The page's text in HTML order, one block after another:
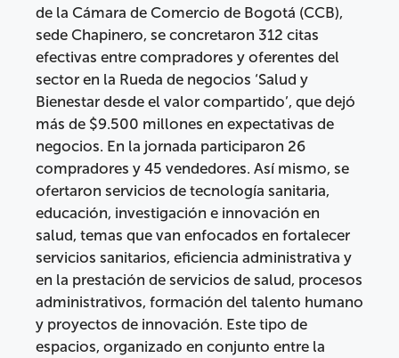
de la Cámara de Comercio de Bogotá (CCB),
sede Chapinero, se concretaron 312 citas
efectivas entre compradores y oferentes del
sector en la Rueda de negocios ‘Salud y
Bienestar desde el valor compartido’, que dejó
más de $9.500 millones en expectativas de
negocios. En la jornada participaron 26
compradores y 45 vendedores. Así mismo, se
ofertaron servicios de tecnología sanitaria,
educación, investigación e innovación en
salud, temas que van enfocados en fortalecer
servicios sanitarios, eficiencia administrativa y
en la prestación de servicios de salud, procesos
administrativos, formación del talento humano
y proyectos de innovación. Este tipo de
espacios, organizado en conjunto entre la